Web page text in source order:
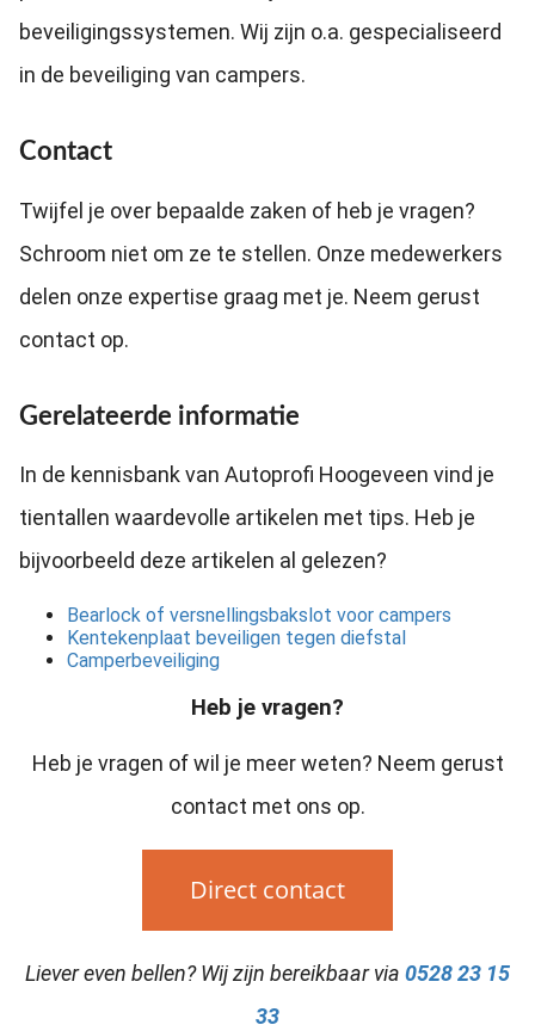
beveiligingssystemen. Wij zijn o.a. gespecialiseerd
in de beveiliging van campers.
Contact
Twijfel je over bepaalde zaken of heb je vragen?
Schroom niet om ze te stellen. Onze medewerkers
delen onze expertise graag met je. Neem gerust
contact op.
Gerelateerde informatie
In de kennisbank van Autoprofi Hoogeveen vind je
tientallen waardevolle artikelen met tips. Heb je
bijvoorbeeld deze artikelen al gelezen?
Bearlock of versnellingsbakslot voor campers
Kentekenplaat beveiligen tegen diefstal
Camperbeveiliging
Heb je vragen?
Heb je vragen of wil je meer weten? Neem gerust
contact met ons op.
Direct contact
Liever even bellen? Wij zijn bereikbaar via 0528 23 15
33